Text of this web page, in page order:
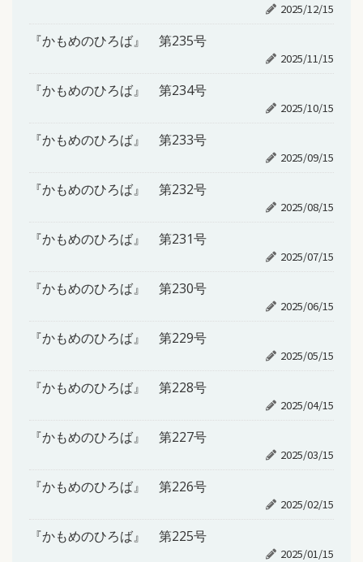
2025/12/15
『かもめのひろば』 第235号
2025/11/15
『かもめのひろば』 第234号
2025/10/15
『かもめのひろば』 第233号
2025/09/15
『かもめのひろば』 第232号
2025/08/15
『かもめのひろば』 第231号
2025/07/15
『かもめのひろば』 第230号
2025/06/15
『かもめのひろば』 第229号
2025/05/15
『かもめのひろば』 第228号
2025/04/15
『かもめのひろば』 第227号
2025/03/15
『かもめのひろば』 第226号
2025/02/15
『かもめのひろば』 第225号
2025/01/15